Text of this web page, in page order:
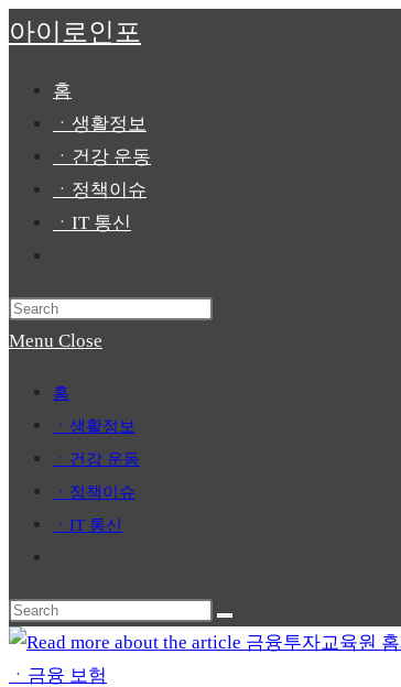
Skip
content
아이로인포
홈
ㆍ생활정보
ㆍ건강 운동
ㆍ정책이슈
ㆍIT 통신
search
Menu Close
홈
ㆍ생활정보
ㆍ건강 운동
ㆍ정책이슈
ㆍIT 통신
search
Search
this
website
ㆍ금융 보험